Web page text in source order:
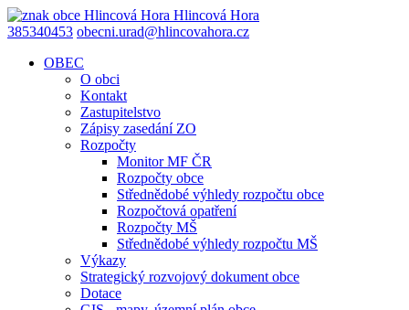
Hlincová Hora
385340453 obecni.urad@hlincovahora.cz
OBEC
O obci
Kontakt
Zastupitelstvo
Zápisy zasedání ZO
Rozpočty
Monitor MF ČR
Rozpočty obce
Střednědobé výhledy rozpočtu obce
Rozpočtová opatření
Rozpočty MŠ
Střednědobé výhledy rozpočtu MŠ
Výkazy
Strategický rozvojový dokument obce
Dotace